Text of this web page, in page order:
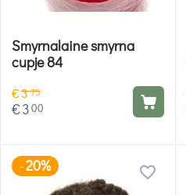
Smyrnalaine smyrna
cupje 84
€375
€300
-20%